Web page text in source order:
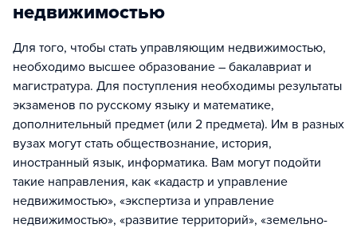
недвижимостью
Для того, чтобы стать управляющим недвижимостью,
необходимо высшее образование – бакалавриат и
магистратура. Для поступления необходимы результаты
экзаменов по русскому языку и математике,
дополнительный предмет (или 2 предмета). Им в разных
вузах могут стать обществознание, история,
иностранный язык, информатика. Вам могут подойти
такие направления, как «кадастр и управление
недвижимостью», «экспертиза и управление
недвижимостью», «развитие территорий», «земельно-